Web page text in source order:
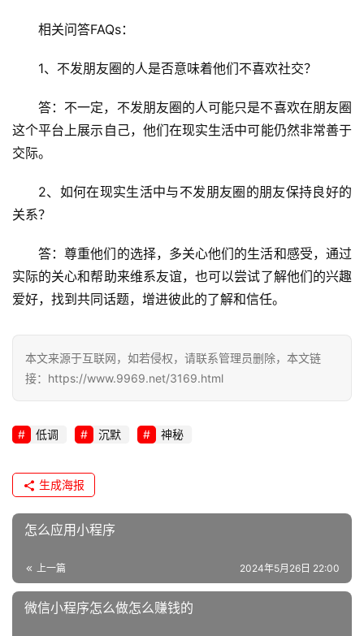
相关问答FAQs：
1、不发朋友圈的人是否意味着他们不喜欢社交？
答：不一定，不发朋友圈的人可能只是不喜欢在朋友圈
这个平台上展示自己，他们在现实生活中可能仍然非常善于
交际。
2、如何在现实生活中与不发朋友圈的朋友保持良好的
关系？
答：尊重他们的选择，多关心他们的生活和感受，通过
实际的关心和帮助来维系友谊，也可以尝试了解他们的兴趣
爱好，找到共同话题，增进彼此的了解和信任。
本文来源于互联网，如若侵权，请联系管理员删除，本文链
接：https://www.9969.net/3169.html
低调 沉默 神秘
生成海报
怎么应用小程序
上一篇 2024年5月26日 22:00
微信小程序怎么做怎么赚钱的